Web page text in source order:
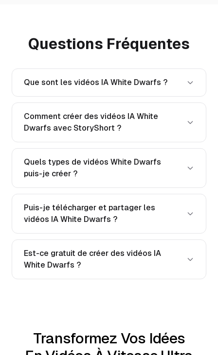
Questions Fréquentes
Que sont les vidéos IA White Dwarfs ?
Comment créer des vidéos IA White
Dwarfs avec StoryShort ?
Quels types de vidéos White Dwarfs
puis-je créer ?
Puis-je télécharger et partager les
vidéos IA White Dwarfs ?
Est-ce gratuit de créer des vidéos IA
White Dwarfs ?
Transformez Vos Idées